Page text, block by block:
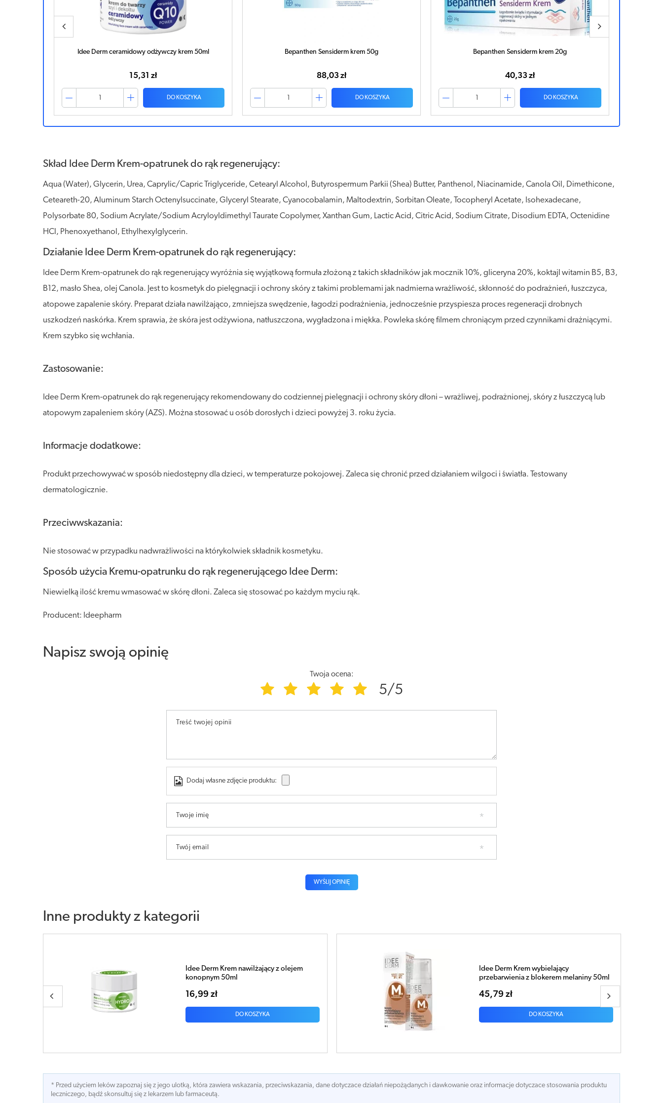
Bepanthen Sensiderm krem 50g
88,03 zł
DO KOSZYKA
Bepanthen Sensiderm krem 20g
40,33 zł
DO KOSZYKA
Bepanthen Tattoo maść pielęgnująca wytatuowaną
51,51 zł
DO KOSZYKA
Skład Idee Derm Krem-opatrunek do rąk regenerujący:
Aqua (Water), Glycerin, Urea, Caprylic/Capric Triglyceride, Cetearyl Alcohol, Butyrospermum Parkii (Shea) Butter, Panthenol, Niacinamide, Canola Oil, Dimethicone,
Ceteareth-20, Aluminum Starch Octenylsuccinate, Glyceryl Stearate, Cyanocobalamin, Maltodextrin, Sorbitan Oleate, Tocopheryl Acetate, Isohexadecane,
Polysorbate 80, Sodium Acrylate/Sodium Acryloyldimethyl Taurate Copolymer, Xanthan Gum, Lactic Acid, Citric Acid, Sodium Citrate, Disodium EDTA, Octenidine
HCl, Phenoxyethanol, Ethylhexylglycerin.
Działanie Idee Derm Krem-opatrunek do rąk regenerujący:
Idee Derm Krem-opatrunek do rąk regenerujący wyróżnia się wyjątkową formuła złożoną z takich składników jak mocznik 10%, gliceryna 20%, koktajl witamin B5, B3,
B12, masło Shea, olej Canola. Jest to kosmetyk do pielęgnacji i ochrony skóry z takimi problemami jak nadmierna wrażliwość, skłonność do podrażnień, łuszczyca,
atopowe zapalenie skóry. Preparat działa nawilżająco, zmniejsza swędzenie, łagodzi podrażnienia, jednocześnie przyspiesza proces regeneracji drobnych
uszkodzeń naskórka. Krem sprawia, że skóra jest odżywiona, natłuszczona, wygładzona i miękka. Powleka skórę filmem chroniącym przed czynnikami drażniącymi.
Krem szybko się wchłania.
Zastosowanie:
Idee Derm Krem-opatrunek do rąk regenerujący rekomendowany do codziennej pielęgnacji i ochrony skóry dłoni – wrażliwej, podrażnionej, skóry z łuszczycą lub
atopowym zapaleniem skóry (AZS). Można stosować u osób dorosłych i dzieci powyżej 3. roku życia.
Informacje dodatkowe:
Produkt przechowywać w sposób niedostępny dla dzieci, w temperaturze pokojowej. Zaleca się chronić przed działaniem wilgoci i światła. Testowany
dermatologicznie.
Przeciwwskazania:
Nie stosować w przypadku nadwrażliwości na którykolwiek składnik kosmetyku.
Sposób użycia Kremu-opatrunku do rąk regenerującego Idee Derm:
Niewielką ilość kremu wmasować w skórę dłoni. Zaleca się stosować po każdym myciu rąk.
Producent: Ideepharm
Napisz swoją opinię
Twoja ocena:
5/5
Treść twojej opinii
Dodaj własne zdjęcie produktu:
Twoje imię
Twój email
WYŚLIJ OPINIĘ
Inne produkty z kategorii
Idee Derm Krem wybielający
przebarwienia z blokerem melaniny 50ml
45,79 zł
DO KOSZYKA
Idee Derm ceramidowy odżywczy krem
50ml
15,31 zł
DO KOSZYKA
* Przed użyciem leków zapoznaj się z jego ulotką, która zawiera wskazania, przeciwskazania, dane dotyczace działań niepożądanych i dawkowanie oraz informacje dotyczace stosowania produktu
leczniczego, bądź skonsultuj się z lekarzem lub farmaceutą.